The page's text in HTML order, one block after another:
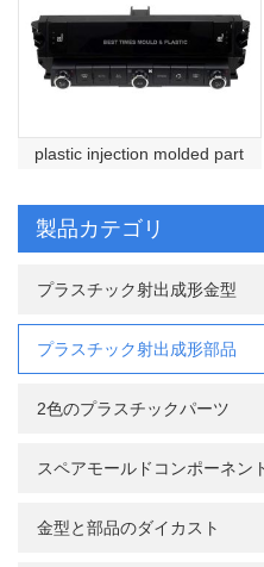
plastic injection molded part
製品カテゴリ
プラスチック射出成形金型
プラスチック射出成形部品
2色のプラスチックパーツ
スペアモールドコンポーネン
金型と部品のダイカスト